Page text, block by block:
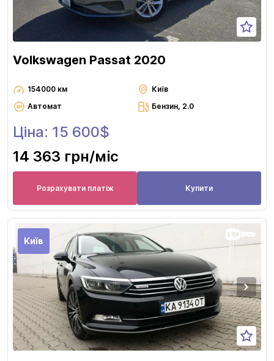
Volkswagen Passat 2020
154000 км
Київ
Автомат
Бензин, 2.0
Ціна: 15 600$
14 363 грн/міс
Розрахувати платіж Купити
Київ